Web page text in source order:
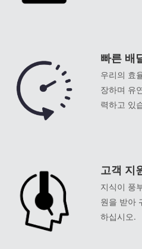
빠른 배
우리의 효
장하며 유
력하고 있
고객 지
지식이 풍
원을 받아
하십시오.